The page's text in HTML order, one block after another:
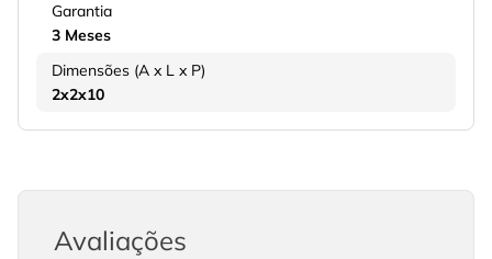
Garantia
3 Meses
Dimensões (A x L x P)
2x2x10
Avaliações